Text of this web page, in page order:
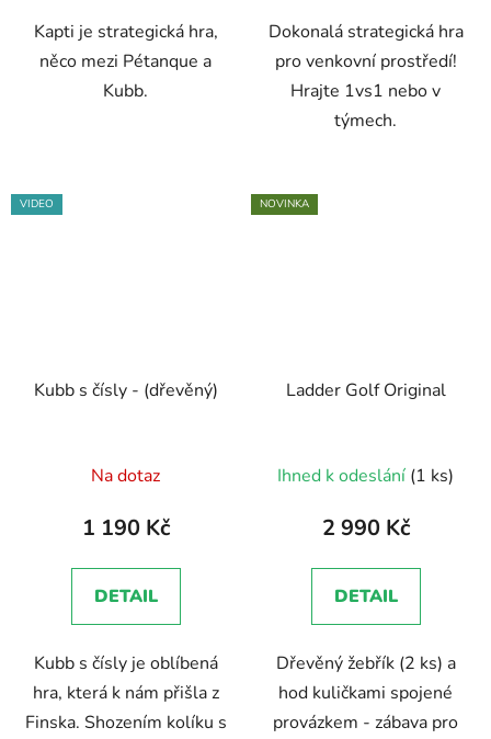
Kapti je strategická hra,
něco mezi Pétanque a
Kubb.
Dokonalá strategická hra
pro venkovní prostředí!
Hrajte 1vs1 nebo v
týmech.
VIDEO
Kubb s čísly - (dřevěný)
hodnocení
produktu
5,0
z
hvězdiček.
Na dotaz
1 190 Kč
DETAIL
Kubb s čísly je oblíbená
hra, která k nám přišla z
Finska. Shozením kolíku s
NOVINKA
Ladder Golf Original
Ihned k odeslání (1 ks)
2 990 Kč
DETAIL
Dřevěný žebřík (2 ks) a
hod kuličkami spojené
provázkem - zábava pro